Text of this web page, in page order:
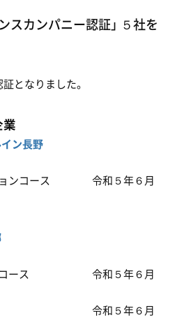
o
n
スカンパニー認証」 ５社を
となりました。
ン長野
ョンコース 令和５年６月
スコース 令和５年６月
コース 令和５年６月